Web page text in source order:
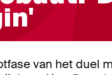
van het duel